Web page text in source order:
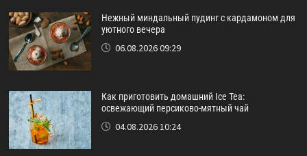
Нежный миндальный пудинг с кардамоном для
уютного вечера
06.08.2026 09:29
Как приготовить домашний Ice Tea:
освежающий персиково-мятный чай
04.08.2026 10:24